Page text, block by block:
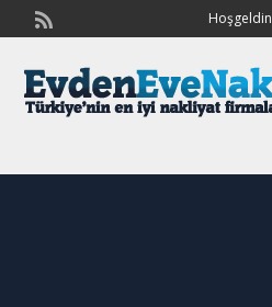
Hoşgeldin